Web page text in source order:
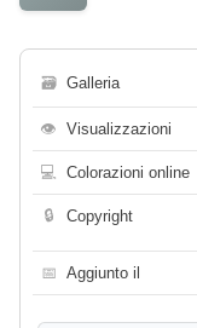
🗃 Galleria
👁 Visualizzazioni
💻 Colorazioni online
🔒 Copyright
📅 Aggiunto il